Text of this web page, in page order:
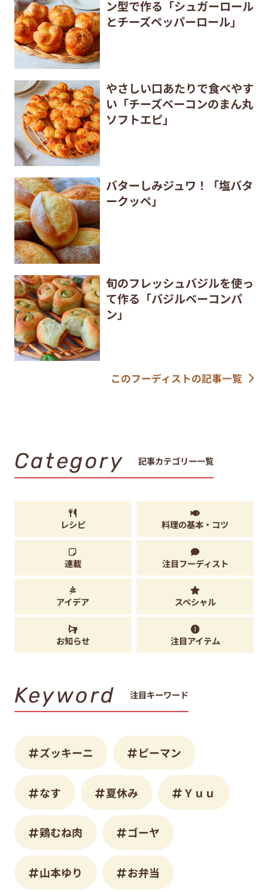
ン型で作る「シュガーロール
とチーズペッパーロール」
やさしい口あたりで食べやす
い「チーズベーコンのまん丸
ソフトエピ」
バターしみジュワ！「塩バタ
ークッペ」
旬のフレッシュバジルを使っ
て作る「バジルベーコンパ
ン」
このフーディストの記事一覧
Category 記事カテゴリー一覧
レシピ 料理の基本・コツ
連載 注目フーディスト
アイデア スペシャル
お知らせ 注目アイテム
Keyword 注目キーワード
ズッキーニ ピーマン
なす 夏休み Ｙｕｕ
鶏むね肉 ゴーヤ
山本ゆり お弁当